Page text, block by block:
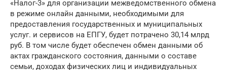
«Налог-3» для организации межведомственного обмена
в режиме онлайн данными, необходимыми для
предоставления государственных и муниципальных
услуг. и сервисов на ЕПГУ, будет потрачено 30,14 млрд
руб. В том числе будет обеспечен обмен данными об
актах гражданского состояния, данными о составе
семьи, доходах физических лиц и индивидуальных